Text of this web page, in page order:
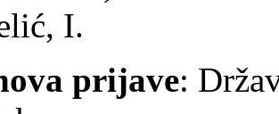
I.
prijave: